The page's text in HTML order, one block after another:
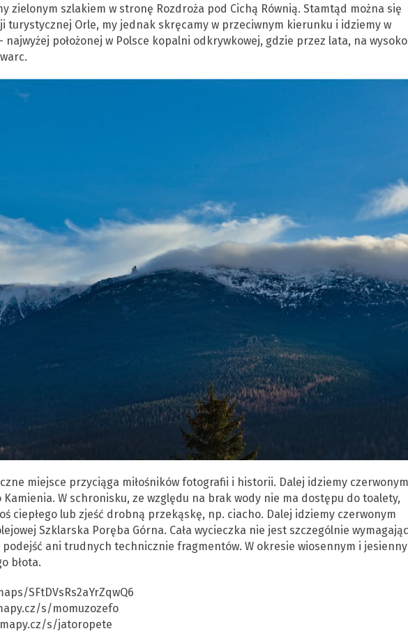
zielonym szlakiem w stronę Rozdroża pod Cichą Równią. Stamtąd można się
turystycznej Orle, my jednak skręcamy w przeciwnym kierunku i idziemy w
położonej w Polsce kopalni odkrywkowej, gdzie przez lata, na
miejsce przyciąga miłośników fotografii i historii. Dalej idziemy czerwonym
W schronisku, ze względu na brak wody nie ma dostępu do toalety,
ciepłego lub zjeść drobną przekąskę, np. ciacho. Dalej idziemy czerwonym
Szklarska Poręba Górna. Cała wycieczka nie jest szczególnie
podejść ani trudnych technicznie fragmentów. W okresie wiosennym i
błota.
SFtDVsRs2aYrZqwQ6
s/momuzozefo
s/jatoropete